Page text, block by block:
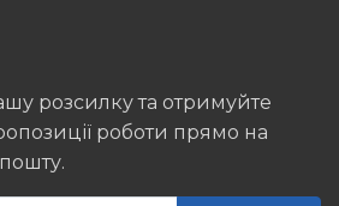
розсилку та отримуйте
роботи прямо на